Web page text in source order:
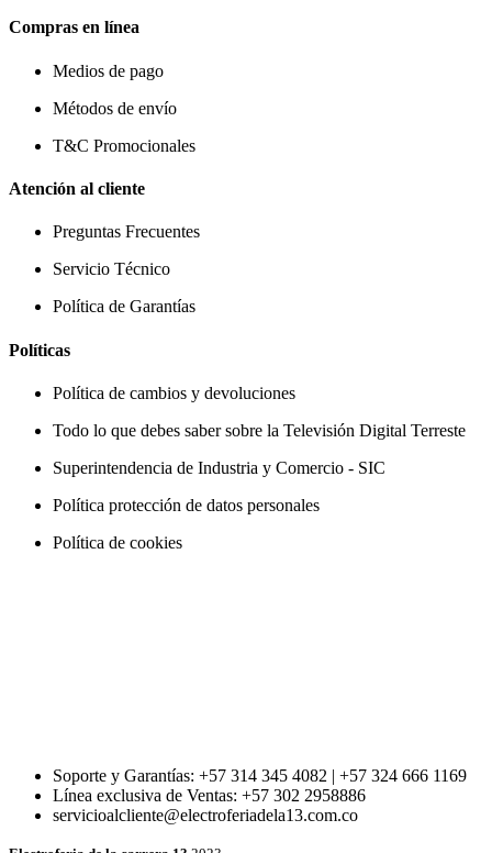
Compras en línea
Medios de pago
Métodos de envío
T&C Promocionales
Atención al cliente
Preguntas Frecuentes
Servicio Técnico
Política de Garantías
Políticas
Política de cambios y devoluciones
Todo lo que debes saber sobre la Televisión Digital Terreste
Superintendencia de Industria y Comercio - SIC
Política protección de datos personales
Política de cookies
Soporte y Garantías: +57 314 345 4082 | +57 324 666 1169
Línea exclusiva de Ventas: +57 302 2958886
servicioalcliente@electroferiadela13.com.co